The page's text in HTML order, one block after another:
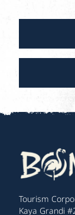
Tourism
Kaya Grandi